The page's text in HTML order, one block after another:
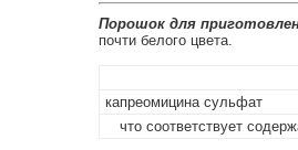
Порошок для
почти белого цвета.
капреомицина сульфат
что соответствует